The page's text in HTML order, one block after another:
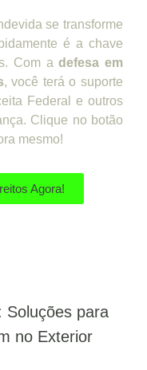
se transforme
é a chave
Com adefesa em
, você terá o suporte
Federal e outros
Clique no botão
mesmo!
Agora!
Soluções para
no Exterior